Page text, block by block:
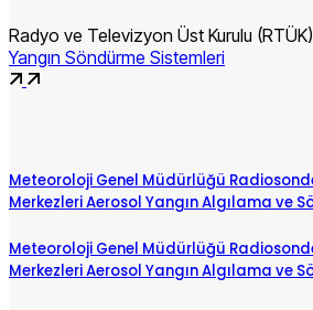
Radyo ve Televizyon Üst Kurulu
Yangın Söndürme Sistemleri
Meteoroloji Genel Müdürlüğü
Merkezleri Aerosol Yangın Algılama ve
Meteoroloji Genel Müdürlüğü
Merkezleri Aerosol Yangın Algılama ve